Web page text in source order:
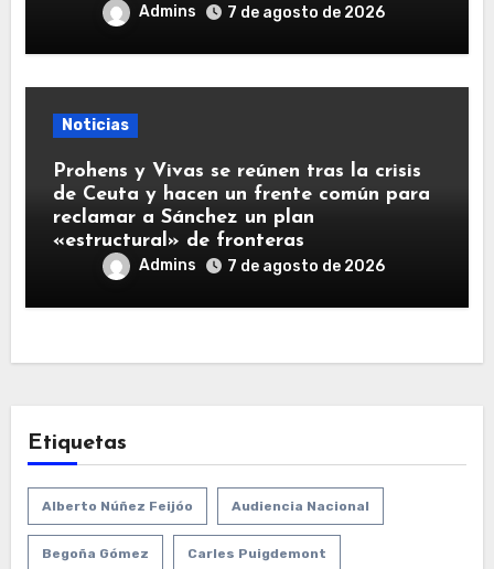
Admins 7 de agosto de 2026
Noticias
Prohens y Vivas se reúnen tras la crisis
de Ceuta y hacen un frente común para
reclamar a Sánchez un plan
«estructural» de fronteras
Admins 7 de agosto de 2026
Etiquetas
Alberto Núñez Feijóo Audiencia Nacional
Begoña Gómez Carles Puigdemont